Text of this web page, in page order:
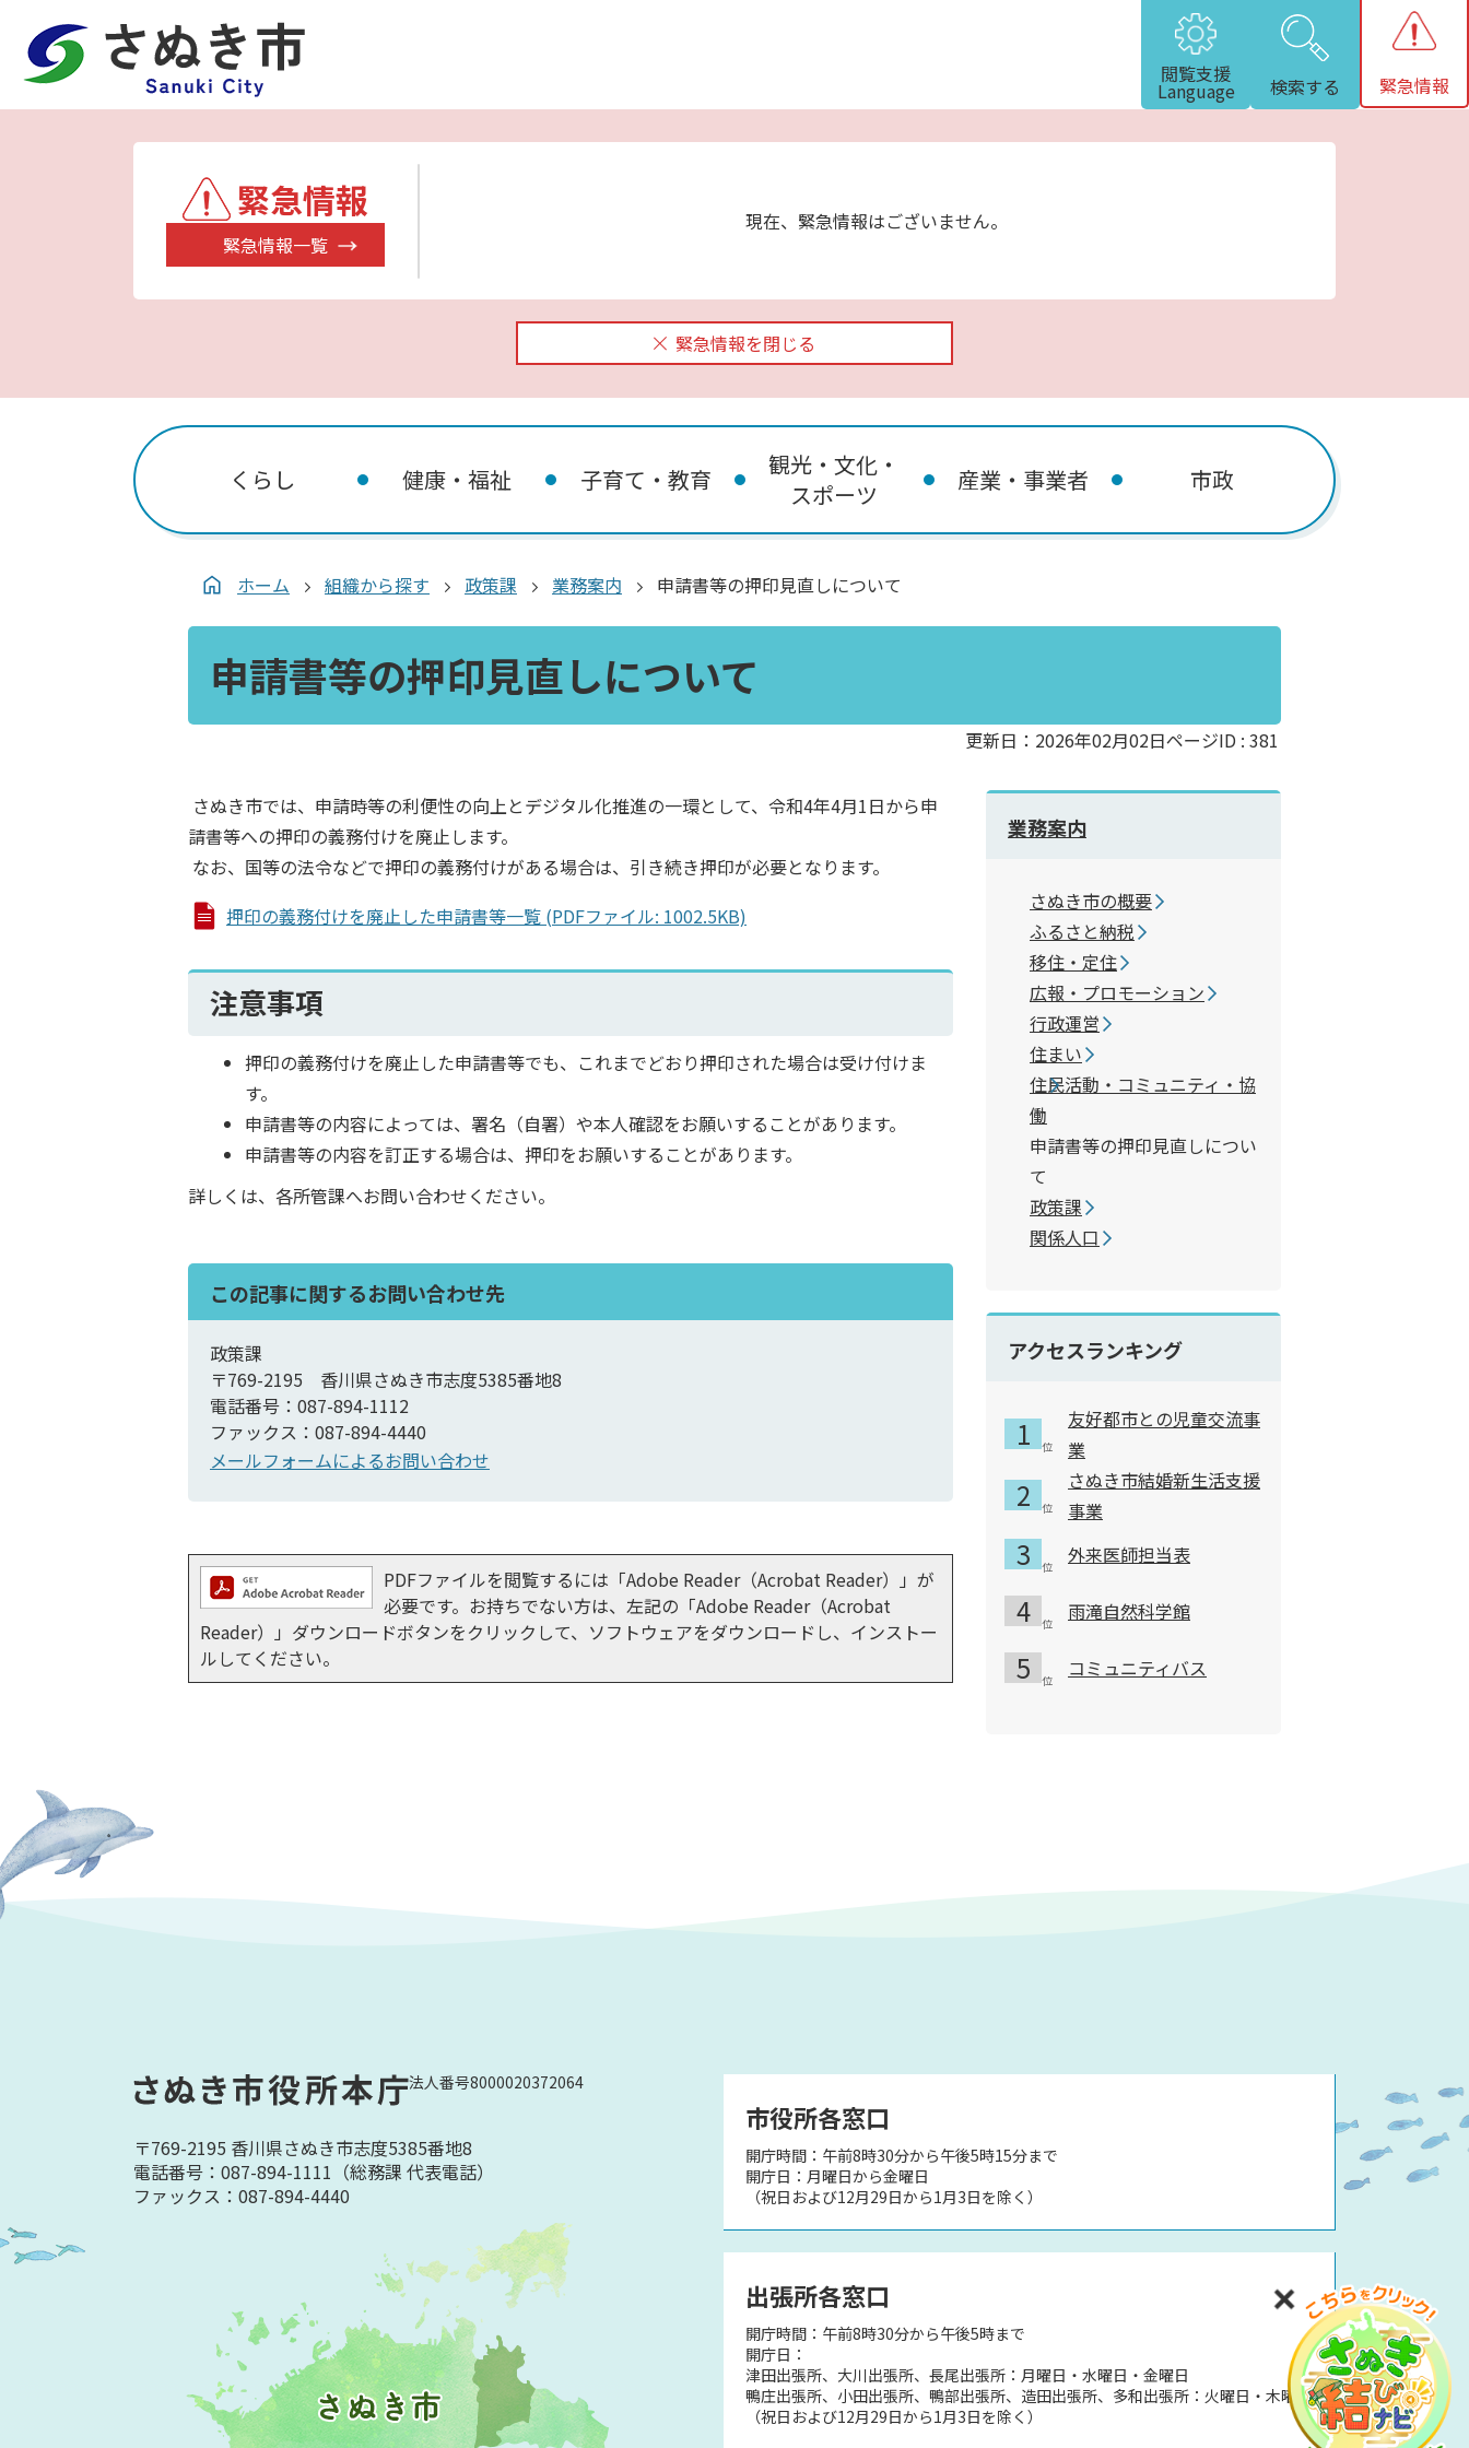
閲覧支援
Language 検索する 緊急情報
緊急情報
緊急情報一覧
現在、緊急情報はございません。
緊急情報を閉じる
くらし 健康・福祉 子育て・教育
観光・文化・
スポーツ
産業・事業者 市政
ホーム 組織から探す 政策課 業務案内 申請書等の押印見直しについて
申請書等の押印見直しについて
更新日：2026年02月02日ページID : 381
さぬき市では、申請時等の利便性の向上とデジタル化推進の一環として、令和4年4月1日から申
請書等への押印の義務付けを廃止します。
なお、国等の法令などで押印の義務付けがある場合は、引き続き押印が必要となります。
押印の義務付けを廃止した申請書等一覧 (PDFファイル: 1002.5KB)
注意事項
押印の義務付けを廃止した申請書等でも、これまでどおり押印された場合は受け付けま
す。
申請書等の内容によっては、署名（自署）や本人確認をお願いすることがあります。
申請書等の内容を訂正する場合は、押印をお願いすることがあります。
詳しくは、各所管課へお問い合わせください。
この記事に関するお問い合わせ先
政策課
〒769-2195 香川県さぬき市志度5385番地8
電話番号：087-894-1112
ファックス：087-894-4440
メールフォームによるお問い合わせ
PDFファイルを閲覧するには「Adobe Reader（Acrobat Reader）」が
必要です。お持ちでない方は、左記の「Adobe Reader（Acrobat
Reader）」ダウンロードボタンをクリックして、ソフトウェアをダウンロードし、インストー
ルしてください。
業務案内
さぬき市の概要
ふるさと納税
移住・定住
広報・プロモーション
行政運営
住まい
住民活動・コミュニティ・協
働
申請書等の押印見直しについ
て
政策課
関係人口
アクセスランキング
友好都市との児童交流事
業
さぬき市結婚新生活支援
事業
外来医師担当表
雨滝自然科学館
コミュニティバス
法人番号8000020372064
〒769-2195 香川県さぬき市志度5385番地8
電話番号：087-894-1111 （総務課 代表電話）
ファックス：087-894-4440
市役所各窓口
開庁時間：午前8時30分から午後5時15分まで
開庁日：月曜日から金曜日
（祝日および12月29日から1月3日を除く）
出張所各窓口
開庁時間：午前8時30分から午後5時まで
開庁日：
津田出張所、大川出張所、長尾出張所：月曜日・水曜日・金曜日
鴨庄出張所、小田出張所、鴨部出張所、造田出張所、多和出張所：火曜日・木曜日
（祝日および12月29日から1月3日を除く）